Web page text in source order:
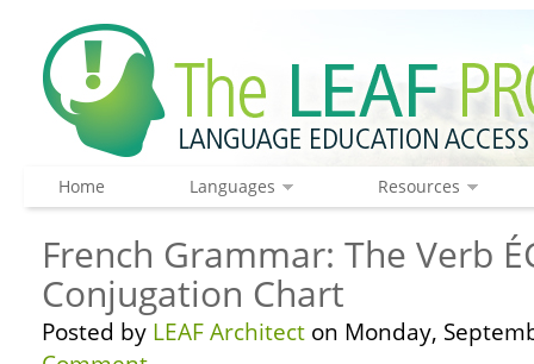
Home Languages Resources
French Grammar: The Verb
Conjugation Chart
Posted by LEAF Architect on Monday,